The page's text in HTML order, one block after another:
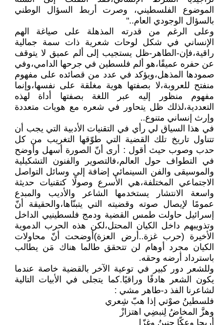
الموضوع الفلسطيني، وصرت أربط السؤال الوطني
بالسؤال الوجودي العام.."
وعلى الرغم من قدرته المذهلة على صياغة الهم
الإنساني في شكل لوحات شعرية ذات سمة جمالية
راقية،فإن-الطاهر-ظل يستجيب إلى ألم عميق لا يتوقف
عن حفره عميقًا،هو ألم فلسطين في جرحها الدامي،وفي
صمودها المذهل،ويؤكد في عدد من قصائده على مفهوم
منفتح للعروبة،لا بصفتها هوية مغلقة على نفسها،وإنما
مفهوم منظور إليه عبر اللغة بصفتها أداة لهذه
التعددية،لذلك ظل يتحاور في شعره مع هويات متعددة
وإرث إنساني متنوع..
في هذا السياق لي رأي في التقنيات الأدبية التي يجب أن
تتناول تاريخ تلك القضية التي طوّقها التغريب من كل
حدب وصوب حيث أقول : أرى أنّ الصورة أسهل وأوضح
في التطواف حول العالم،فالتصوير والفنون التشكيلية
والموسيقى والفن السينمائي إضافة إلى وسائل التواصل
الاجتماعي المختلفة،هي الأسرع وصولًا كتقنيات حديثة
واسعة الانتشار يستخدمها الشاعر والأديب والمبدع
عمومًا لإيصال صوته وقضيته التي يتبنّاها،والحقيقة أنّ
إسرائيل حاولت طمس القضية ودمج فلسطينيي الداخل
وتذويبهم داخل الكيان المحتل،لكن هذه الحرب الدموية
الأخيرة (حرب غزة..أرض العزة)أوضحت أنّ محاولات
الكيان مجرد أوهام لن تتحقق طالما هناك مَن يطالب
باسترداد أرضه وحقه.
وللشعر دور كبير في توعية الآخر بالقضية خاصة عندما
يكون الشعر هادفًا وراقيًا.كما يتجلى في الأبيات التالية
لشاعرنا الفذ د-طاهر مشي :
فلسطينُ صوْتي إذا هبّ شِعري
وهزَّ المخاضُ لِنبضِي اهتزازْ
أريحا وعكّا جِنينُ وغزّا